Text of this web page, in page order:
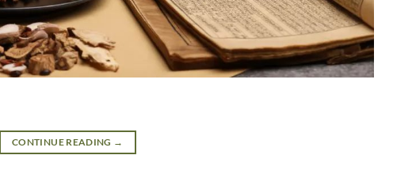
CONTINUE READING →